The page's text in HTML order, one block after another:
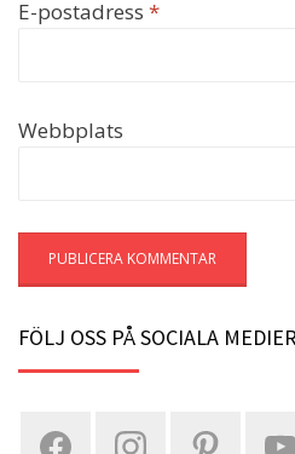
E-postadress *
Webbplats
FÖLJ OSS PÅ SOCIALA